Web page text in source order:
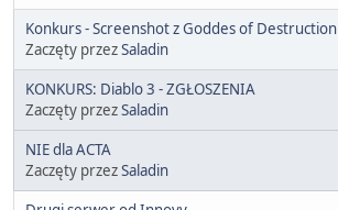
Konkurs - Screenshot z Goddes of Destruction
Zaczęty przezSaladin
KONKURS: Diablo 3 - ZGŁOSZENIA
Zaczęty przezSaladin
NIE dla ACTA
Zaczęty przezSaladin